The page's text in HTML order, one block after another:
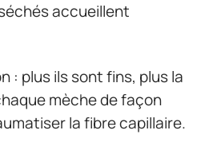
accueillent
: plus ils sont fins, plus la
mèche de façon
la fibre capillaire.